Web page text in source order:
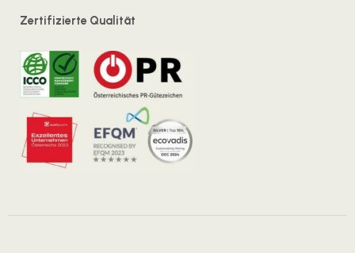
Zertifizierte Qualität